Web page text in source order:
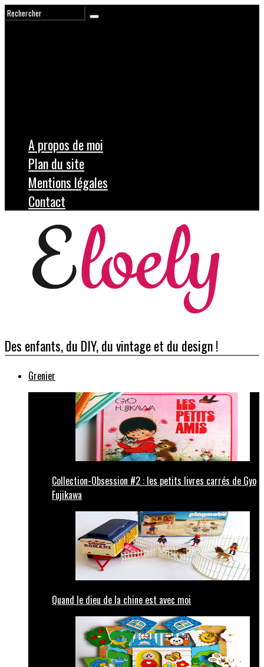
A propos de moi
Plan du site
Mentions légales
Contact
Des enfants, du DIY, du vintage et du design !
Grenier
Collection-Obsession #2 : les petits livres carrés de Gyo
Fujikawa
Quand le dieu de la chine est avec moi